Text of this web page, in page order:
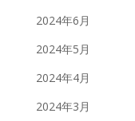
2024年6月
2024年5月
2024年4月
2024年3月